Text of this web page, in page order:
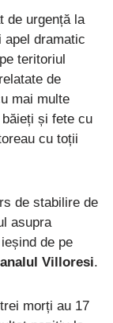
de urgență la
apel dramatic
teritoriul
de
mai multe
și fete cu
cu toții
de stabilire de
asupra
de pe
Villoresi.
morți au 17